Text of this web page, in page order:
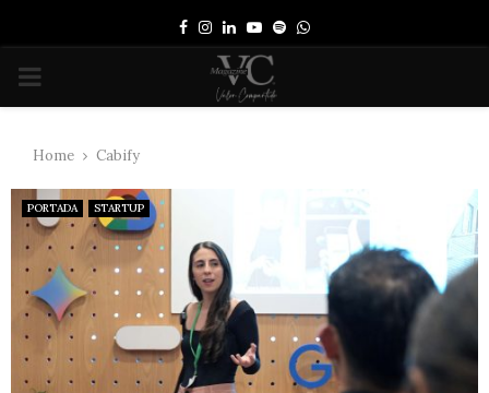
Facebook
Instagram
LinkedinYoutube
SpotifyWhatsapp
PRIMARY
Home Cabify
PORTADA STARTUP